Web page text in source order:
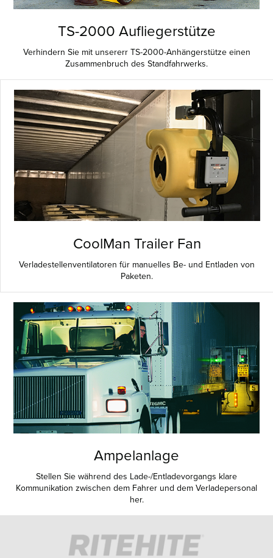
TS-2000 Aufliegerstütze
Verhindern Sie mit unsererr TS-2000-Anhängerstütze einen
Zusammenbruch des Standfahrwerks.
CoolMan Trailer Fan
Verladestellenventilatoren für manuelles Be- und Entladen von
Paketen.
Ampelanlage
Stellen Sie während des Lade-/Entladevorgangs klare
Kommunikation zwischen dem Fahrer und dem Verladepersonal
her.